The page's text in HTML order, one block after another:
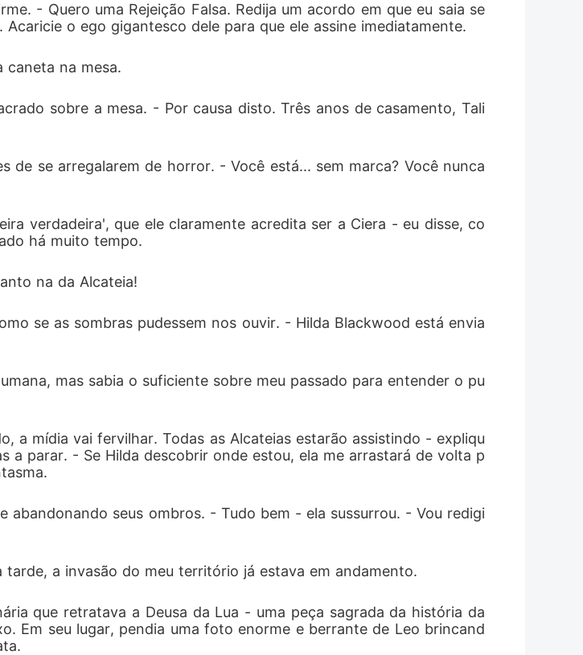
- Quero uma Rejeição Falsa. Redija um acordo em que eu saia se
o ego gigantesco dele para que ele assine imediatamente.
caneta na mesa.
sobre a mesa. - Por causa disto. Três anos de casamento, Tali
se arregalarem de horror. - Você está... sem marca? Você nunca
verdadeira', que ele claramente acredita ser a Ciera - eu disse, co
há muito tempo.
na da Alcateia!
se as sombras pudessem nos ouvir. - Hilda Blackwood está envia
mas sabia o suficiente sobre meu passado para entender o pu
a mídia vai fervilhar. Todas as Alcateias estarão assistindo - expliqu
a parar. - Se Hilda descobrir onde estou, ela me arrastará de volta p
seus ombros. - Tudo bem - ela sussurrou. - Vou redigi
a invasão do meu território já estava em andamento.
que retratava a Deusa da Lua - uma peça sagrada da história da
Em seu lugar, pendia uma foto enorme e berrante de Leo brincand